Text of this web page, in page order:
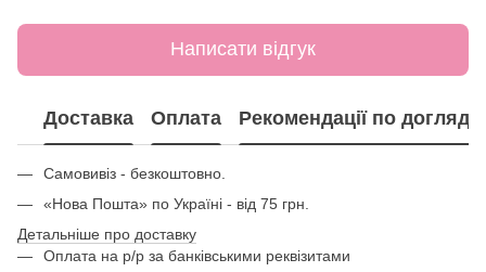
Написати відгук
Доставка Оплата Рекомендації по догляду
Самовивіз - безкоштовно.
«Нова Пошта» по Україні - від 75 грн.
Детальніше про доставку
Оплата на р/р за банківськими реквізитами